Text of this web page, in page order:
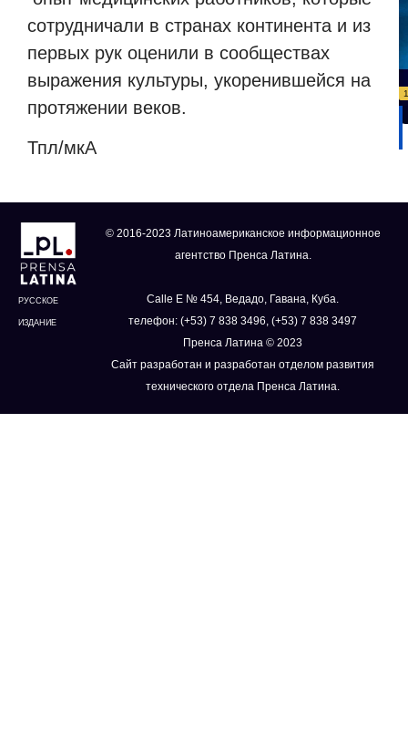
сотрудничали в странах континента и из
первых рук оценили в сообществах
выражения культуры, укоренившейся на
протяжении веков.
Тпл/мкА
РУССКОЕ
ИЗДАНИЕ
© 2016-2023 Латиноамериканское информационное
агентство Пренса Латина.
Calle E № 454, Ведадо, Гавана, Куба.
телефон: (+53) 7 838 3496, (+53) 7 838 3497
Пренса Латина © 2023
Сайт разработан и разработан отделом развития
технического отдела Пренса Латина.